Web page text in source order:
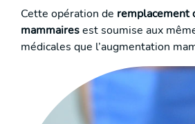
Cette opération de remplacement
mammairesest soumise aux
médicales que l’augmentation